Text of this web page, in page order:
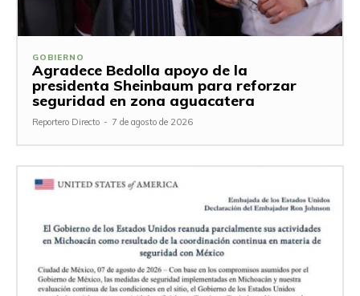
GOBIERNO
Agradece Bedolla apoyo de la
presidenta Sheinbaum para reforzar
seguridad en zona aguacatera
Reportero Directo - 7 de agosto de 2026